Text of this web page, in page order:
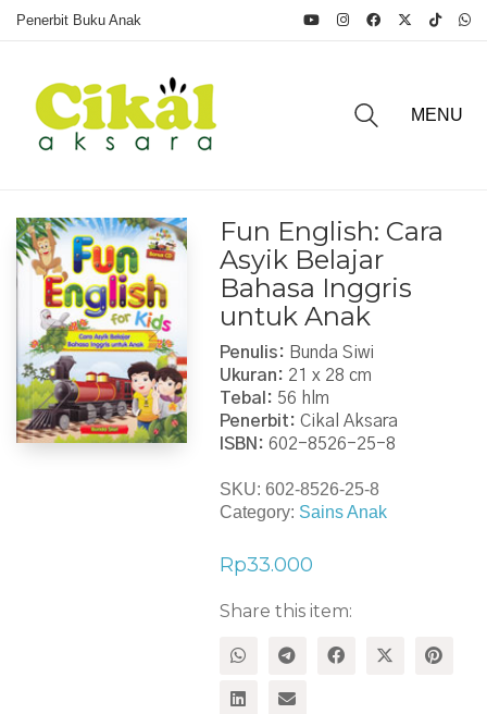
Penerbit Buku Anak
MENU
Fun English: Cara
Asyik Belajar
Bahasa Inggris
untuk Anak
Penulis: Bunda Siwi
Ukuran: 21 x 28 cm
Tebal: 56 hlm
Penerbit: Cikal Aksara
ISBN: 602-8526-25-8
SKU: 602-8526-25-8
Category: Sains Anak
Rp33.000
Share this item: